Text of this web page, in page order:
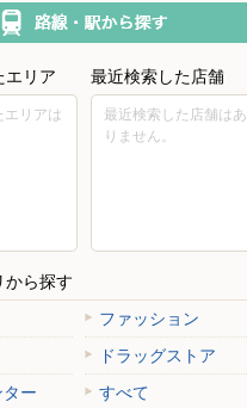
エリア
エリアは
最近検索した店舗
最近検索した店舗はあ
りません。
から探す
ファッション
ドラッグストア
ー
すべて